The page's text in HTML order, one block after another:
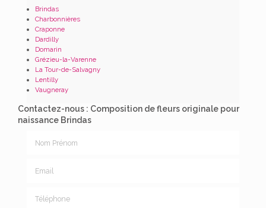
Brindas
Charbonnières
Craponne
Dardilly
Domarin
Grézieu-la-Varenne
La Tour-de-Salvagny
Lentilly
Vaugneray
Contactez-nous : Composition de fleurs originale pour
naissance Brindas